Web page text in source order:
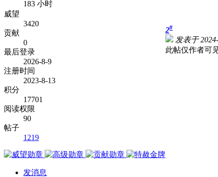
183 小时
威望
3420
贡献
0
最后登录
2026-8-9
注册时间
2023-8-13
积分
17701
阅读权限
90
帖子
1219
发消息
2#
发表于
此帖仅作者可